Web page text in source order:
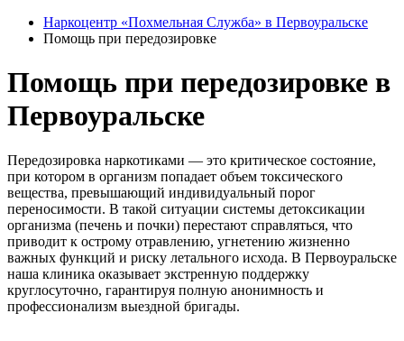
Наркоцентр «Похмельная Служба» в Первоуральске
Помощь при передозировке
Помощь при передозировке в
Первоуральске
Передозировка наркотиками — это критическое состояние,
при котором в организм попадает объем токсического
вещества, превышающий индивидуальный порог
переносимости. В такой ситуации системы детоксикации
организма (печень и почки) перестают справляться, что
приводит к острому отравлению, угнетению жизненно
важных функций и риску летального исхода. В Первоуральске
наша клиника оказывает экстренную поддержку
круглосуточно, гарантируя полную анонимность и
профессионализм выездной бригады.